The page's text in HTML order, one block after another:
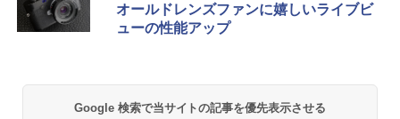
オールドレンズファンに嬉しいライブビ
ューの性能アップ
Google 検索で当サイトの記事を優先表示させる